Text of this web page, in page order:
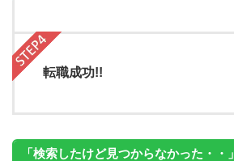
転職成功!!
「検索したけど見つからなかった・・」